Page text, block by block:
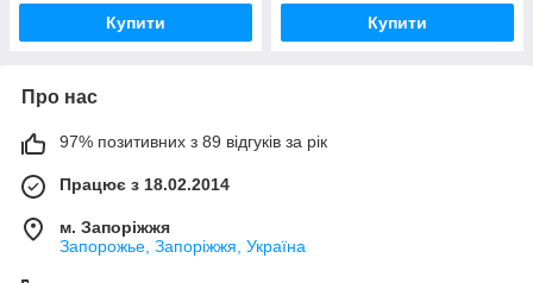
Купити Купити
Про нас
97% позитивних з 89 відгуків за рік
Працює з 18.02.2014
м. Запоріжжя
Запорожье, Запоріжжя, Україна